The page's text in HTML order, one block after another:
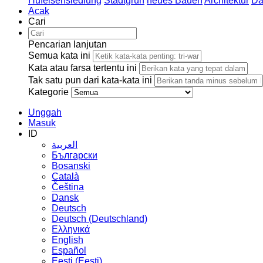
Acak
Cari
Pencarian lanjutan
Semua kata ini
Kata atau farsa tertentu ini
Tak satu pun dari kata-kata ini
Kategorie
Unggah
Masuk
ID
العربية
Български
Bosanski
Сatalà
Čeština
Dansk
Deutsch
Deutsch (Deutschland)
Ελληνικά
English
Español
Eesti (Eesti)